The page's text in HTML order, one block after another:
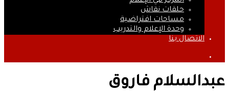
حلقات نقاش
مساحات افتراضية
وحدة الإعلام والتدريب
الاتصال بنا
عبدالسلام فاروق